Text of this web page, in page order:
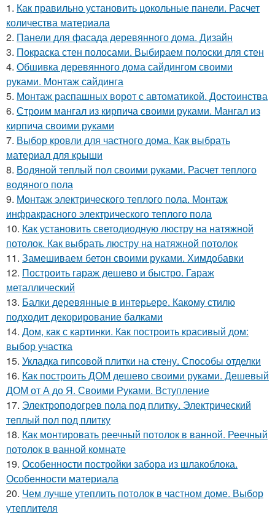
1. Как правильно установить цокольные панели. Расчет
количества материала
2. Панели для фасада деревянного дома. Дизайн
3. Покраска стен полосами. Выбираем полоски для стен
4. Обшивка деревянного дома сайдингом своими
руками. Монтаж сайдинга
5. Монтаж распашных ворот с автоматикой. Достоинства
6. Строим мангал из кирпича своими руками. Мангал из
кирпича своими руками
7. Выбор кровли для частного дома. Как выбрать
материал для крыши
8. Водяной теплый пол своими руками. Расчет теплого
водяного пола
9. Монтаж электрического теплого пола. Монтаж
инфракрасного электрического теплого пола
10. Как установить светодиодную люстру на натяжной
потолок. Как выбрать люстру на натяжной потолок
11. Замешиваем бетон своими руками. Химдобавки
12. Построить гараж дешево и быстро. Гараж
металлический
13. Балки деревянные в интерьере. Какому стилю
подходит декорирование балками
14. Дом, как с картинки. Как построить красивый дом:
выбор участка
15. Укладка гипсовой плитки на стену. Способы отделки
16. Как построить ДОМ дешево своими руками. Дешевый
ДОМ от А до Я. Своими Руками. Вступление
17. Электроподогрев пола под плитку. Электрический
теплый пол под плитку
18. Как монтировать реечный потолок в ванной. Реечный
потолок в ванной комнате
19. Особенности постройки забора из шлакоблока.
Особенности материала
20. Чем лучше утеплить потолок в частном доме. Выбор
утеплителя